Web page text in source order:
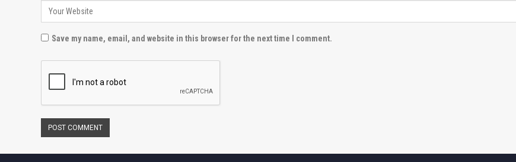
Save my name, email, and website in this browser for the next time I comment.